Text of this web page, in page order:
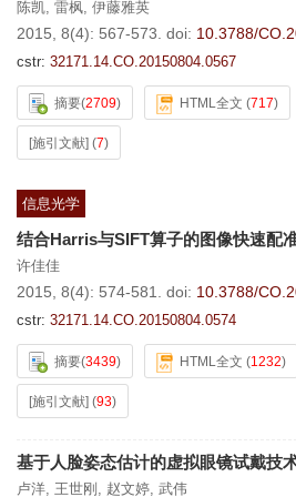
陈凯, 雷枫, 伊藤雅英
2015, 8(4): 567-573. doi: 10.3788/
cstr: 32171.14.CO.20150804.0567
摘要(2709) HTML全文 (717)
[施引文献] (7)
信息光学
结合Harris与SIFT算子的图像快速配
许佳佳
2015, 8(4): 574-581. doi: 10.3788/
cstr: 32171.14.CO.20150804.0574
摘要(3439) HTML全文 (1232)
[施引文献] (93)
基于人脸姿态估计的虚拟眼镜试戴技
卢洋, 王世刚 , 赵文婷, 武伟